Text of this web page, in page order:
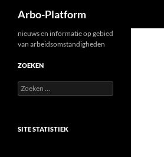
Arbo-Platform
nieuws en informatie op gebied
van arbeidsomstandigheden
ZOEKEN
Zoeken
naar:
SITE STATISTIEK